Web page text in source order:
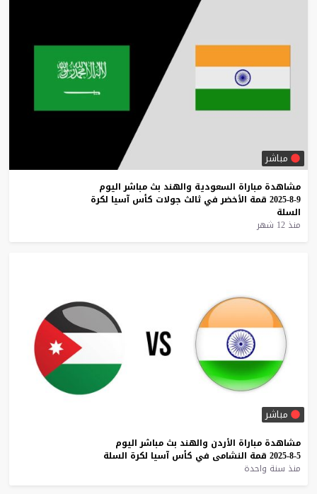
مباشر
مشاهدة مباراة السعودية والهند بث مباشر اليوم
9-8-2025
قمة الأخضر في ثالث جولات كأس آسيا لكرة
السلة
منذ 12 شهر
مباشر
مشاهدة مباراة الأردن والهند بث مباشر اليوم
5-8-2025
قمة النشامى في كأس آسيا لكرة السلة
منذ سنة واحدة